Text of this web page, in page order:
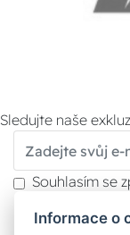
Sledujte naše
Souhlasím se
Více informací
Informace o